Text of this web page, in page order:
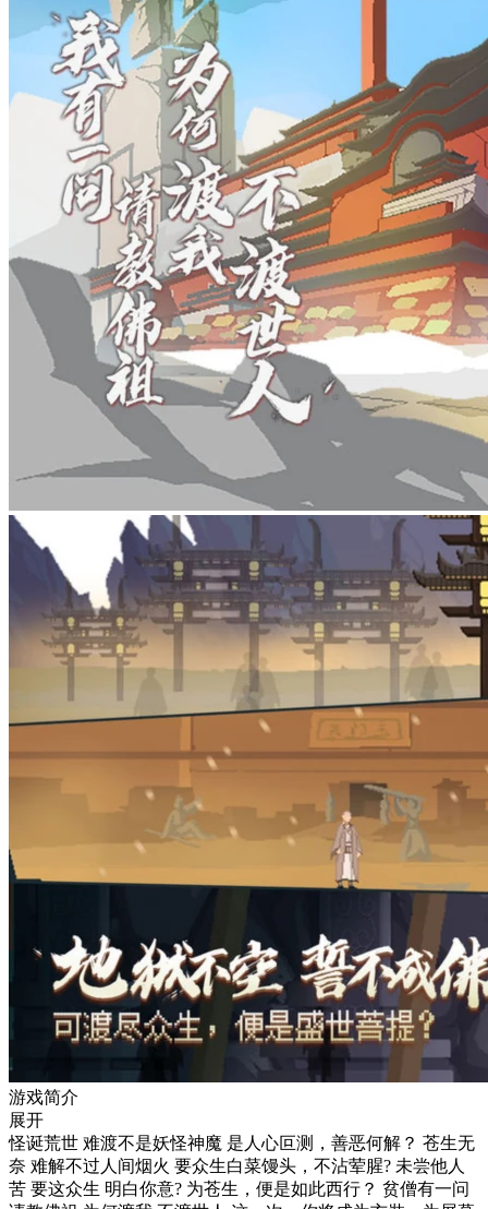
游戏简介
展开
怪诞荒世 难渡不是妖怪神魔 是人心叵测，善恶何解？ 苍生无
奈 难解不过人间烟火 要众生白菜馒头，不沾荤腥? 未尝他人
苦 要这众生 明白你意? 为苍生，便是如此西行？ 贫僧有一问